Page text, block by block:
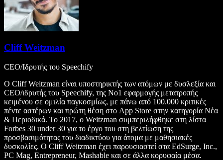
Cliff Weitzman
CEO/Ιδρυτής του Speechify
Ο Cliff Weitzman είναι υποστηρικτής των ατόμων με δυσλεξία και
CEO/ιδρυτής του Speechify, της Νο1 εφαρμογής μετατροπής
κειμένου σε ομιλία παγκοσμίως, με πάνω από 100.000 κριτικές
πέντε αστέρων και πρώτη θέση στο App Store στην κατηγορία Νέα
& Περιοδικά. Το 2017, ο Weitzman συμπεριλήφθηκε στη λίστα
Forbes 30 under 30 για το έργο του στη βελτίωση της
προσβασιμότητας του διαδικτύου για άτομα με μαθησιακές
δυσκολίες. Ο Cliff Weitzman έχει παρουσιαστεί στα EdSurge, Inc.,
PC Mag, Entrepreneur, Mashable και σε άλλα κορυφαία μέσα.